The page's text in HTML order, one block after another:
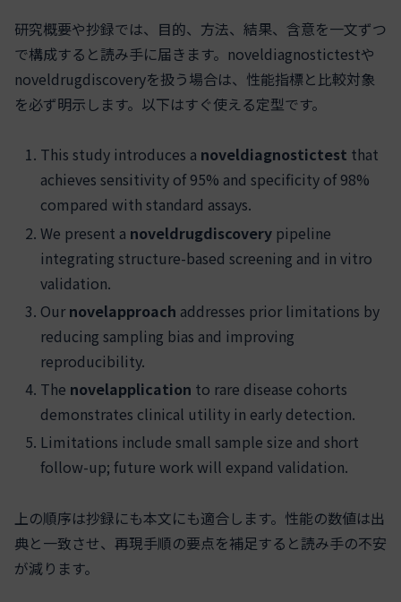
研究概要や抄録では、目的、方法、結果、含意を一文ずつ
で構成すると読み手に届きます。noveldiagnostictestや
noveldrugdiscoveryを扱う場合は、性能指標と比較対象
を必ず明示します。以下はすぐ使える定型です。
This study introduces a noveldiagnostictest that
achieves sensitivity of 95% and specificity of 98%
compared with standard assays.
We present a noveldrugdiscovery pipeline
integrating structure-based screening and in vitro
validation.
Ournovelapproach addresses prior limitations by
reducing sampling bias and improving
reproducibility.
The novelapplication to rare disease cohorts
demonstrates clinical utility in early detection.
Limitations include small sample size and short
follow-up; future work will expand validation.
上の順序は抄録にも本文にも適合します。性能の数値は出
典と一致させ、再現手順の要点を補足すると読み手の不安
が減ります。